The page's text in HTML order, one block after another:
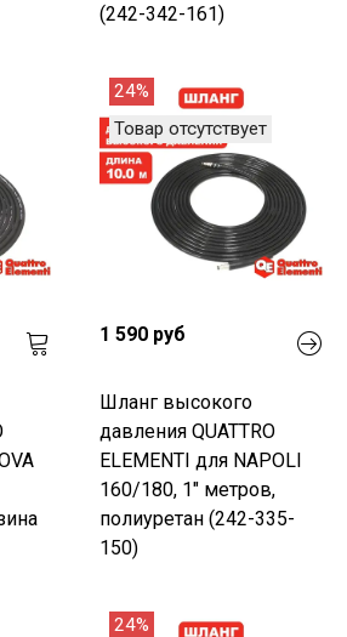
(242-342-161)
24%
Товар отсутствует
1 590 руб
Шланг высокого
давления QUATTRO
ELEMENTI для NAPOLI
160/180, 1" метров,
полиуретан (242-335-
150)
24%